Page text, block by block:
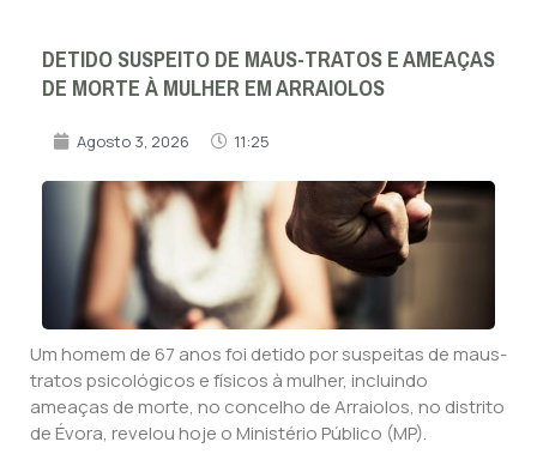
DETIDO SUSPEITO DE MAUS-TRATOS E AMEAÇAS
DE MORTE À MULHER EM ARRAIOLOS
Agosto 3, 2026 11:25
Um homem de 67 anos foi detido por suspeitas de maus-
tratos psicológicos e físicos à mulher, incluindo
ameaças de morte, no concelho de Arraiolos, no distrito
de Évora, revelou hoje o Ministério Público (MP).